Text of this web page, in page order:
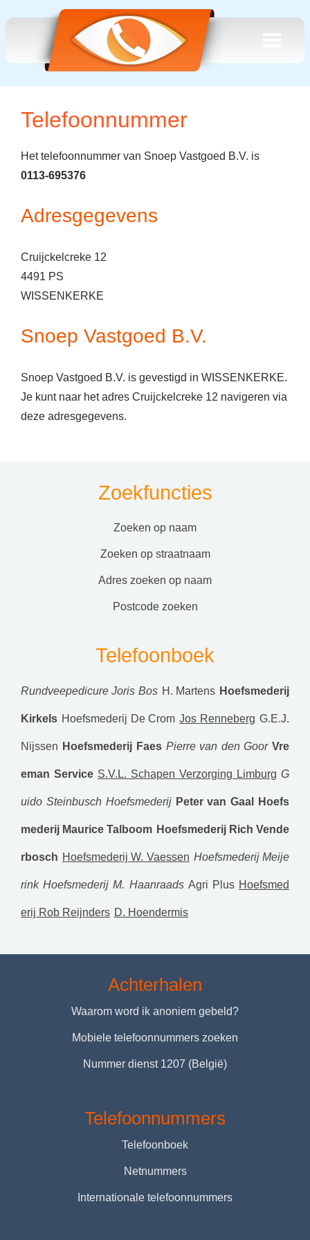
Telefoonnummer
Het telefoonnummer van Snoep Vastgoed B.V. is
0113-695376
Adresgegevens
Cruijckelcreke 12
4491 PS
WISSENKERKE
Snoep Vastgoed B.V.
Snoep Vastgoed B.V. is gevestigd in WISSENKERKE.
Je kunt naar het adres Cruijckelcreke 12 navigeren via
deze adresgegevens.
Zoekfuncties
zoeken op naam
zoeken op straatnaam
adres zoeken op naam
postcode zoeken
Telefoonboek
Rundveepedicure Joris Bos H. Martens Hoefsmederij
Kirkels Hoefsmederij De Crom Jos Renneberg G.E.J.
Nijssen Hoefsmederij Faes Pierre van den Goor Vre
eman Service S.V.L. Schapen Verzorging Limburg G
uido Steinbusch Hoefsmederij Peter van Gaal Hoefs
mederij Maurice Talboom Hoefsmederij Rich Vende
rbosch Hoefsmederij W. Vaessen Hoefsmederij Meije
rink Hoefsmederij M. Haanraads Agri Plus Hoefsmed
erij Rob Reijnders D. Hoendermis
Achterhalen
Waarom word ik anoniem gebeld?
Mobiele telefoonnummers zoeken
Nummer dienst 1207 (België)
Telefoonnummers
Telefoonboek
Netnummers
Internationale telefoonnummers